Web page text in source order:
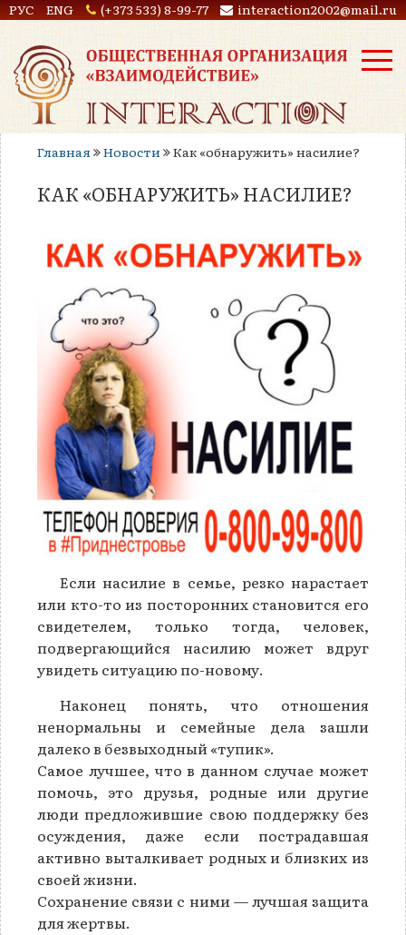
РУС ENG (+373 533) 8-99-77 interaction2002@mail.ru
Главная Новости Как «обнаружить» насилие?
КАК «ОБНАРУЖИТЬ» НАСИЛИЕ?
Если насилие в семье, резко нарастает
или кто-то из посторонних становится его
свидетелем, только тогда, человек,
подвергающийся насилию может вдруг
увидеть ситуацию по-новому.
Наконец понять, что отношения
ненормальны и семейные дела зашли
далеко в безвыходный «тупик».
Самое лучшее, что в данном случае может
помочь, это друзья, родные или другие
люди предложившие свою поддержку без
осуждения, даже если пострадавшая
активно выталкивает родных и близких из
своей жизни.
Сохранение связи с ними — лучшая защита
для жертвы.